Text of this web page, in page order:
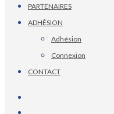
PARTENAIRES
ADHÉSION
Adhésion
Connexion
CONTACT